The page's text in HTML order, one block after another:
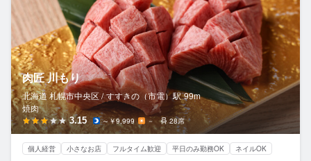
肉匠 川もり
北海道 札幌市中央区 / すすきの（市電）駅 99m
焼肉
3.15 ～￥9,999 － 28席
個人経営 小さなお店 フルタイム歓迎 平日のみ勤務OK ネイルOK